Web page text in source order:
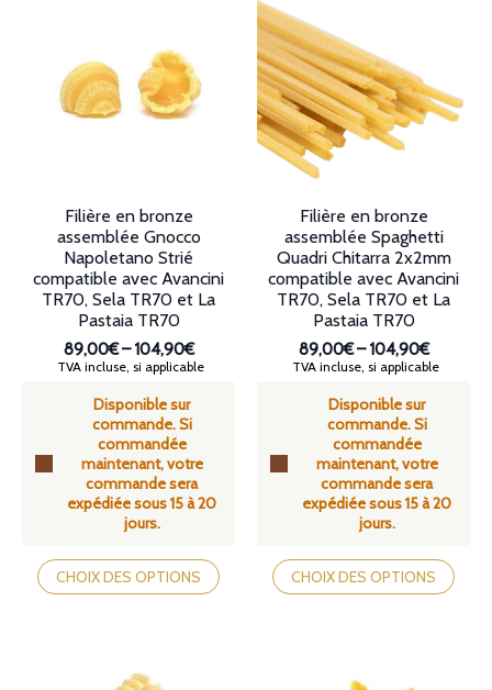
peuvent
être
choisies
produit
Les
options
peuvent
être
choisies
sur
la
page
produit
Disponible sur
commande. Si
commandée
maintenant, votre
commande sera
expédiée sous 15 à 20
jours.
Filière en bronze
assemblée Gnocco
Napoletano Strié
compatible avec Avancini
TR70, Sela TR70 et La
Pastaia TR70
89,00€–104,90€
Plage
prix :
89,00€
à
104,90€
TVA incluse, si applicable
CHOIX DES OPTIONS
Ce
produit
a
Disponible sur
commande. Si
commandée
maintenant, votre
commande sera
expédiée sous 15 à 20
jours.
Filière en bronze
assemblée Spaghetti
Quadri Chitarra 2x2mm
compatible avec Avancini
TR70, Sela TR70 et La
Pastaia TR70
89,00€–104,90€
Plage
prix :
89,00€
à
104,90€
TVA incluse, si applicable
CHOIX DES OPTIONS
Ce
produit
a